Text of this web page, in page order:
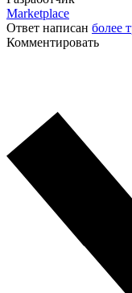
Marketplace
Ответ написан более
Комментировать